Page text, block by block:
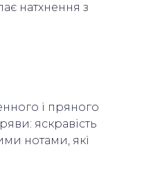
натхнення з
і пряного
яскравість
нотами, які